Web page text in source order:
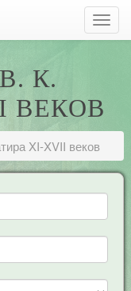
К.
ВЕКОВ
XI-XVII веков